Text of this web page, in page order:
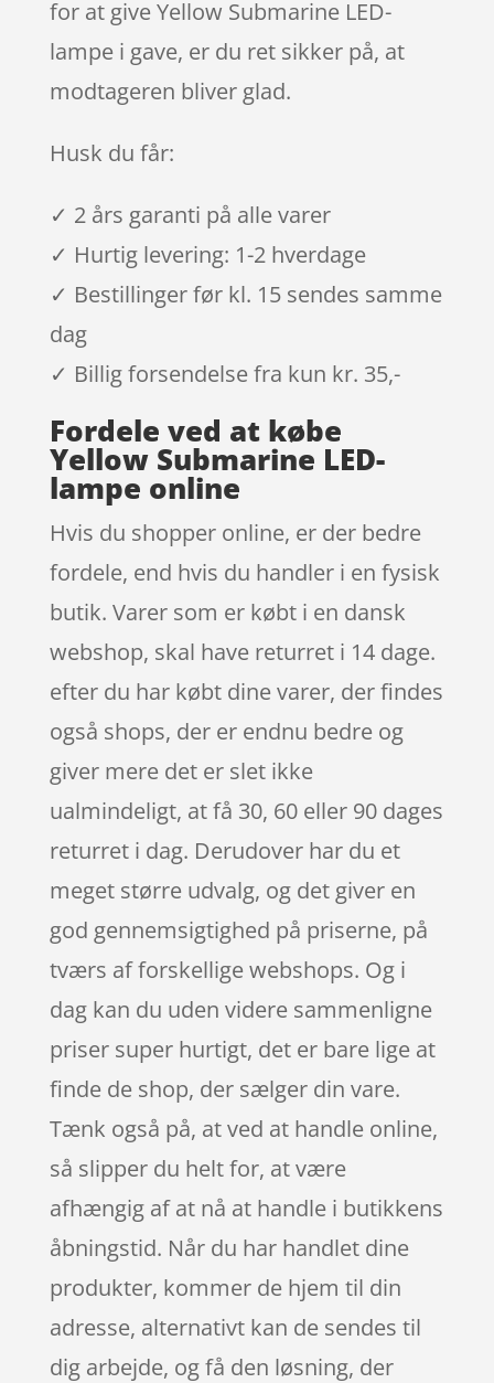
for at give Yellow Submarine LED-
lampe i gave, er du ret sikker på, at
modtageren bliver glad.
Husk du får:
✓ 2 års garanti på alle varer
✓ Hurtig levering: 1-2 hverdage
✓ Bestillinger før kl. 15 sendes samme
dag
✓ Billig forsendelse fra kun kr. 35,-
Fordele ved at købe
Yellow Submarine LED-
lampe online
Hvis du shopper online, er der bedre
fordele, end hvis du handler i en fysisk
butik. Varer som er købt i en dansk
webshop, skal have returret i 14 dage.
efter du har købt dine varer, der findes
også shops, der er endnu bedre og
giver mere det er slet ikke
ualmindeligt, at få 30, 60 eller 90 dages
returret i dag. Derudover har du et
meget større udvalg, og det giver en
god gennemsigtighed på priserne, på
tværs af forskellige webshops. Og i
dag kan du uden videre sammenligne
priser super hurtigt, det er bare lige at
finde de shop, der sælger din vare.
Tænk også på, at ved at handle online,
så slipper du helt for, at være
afhængig af at nå at handle i butikkens
åbningstid. Når du har handlet dine
produkter, kommer de hjem til din
adresse, alternativt kan de sendes til
dig arbejde, og få den løsning, der